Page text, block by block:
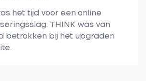
het tijd voor een online
THINK was van
betrokken bij het upgraden